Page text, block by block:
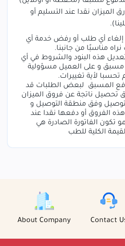
الميزان نقدا عند التسليم أو
أي طلب أو رفض خدمة أي
مناسبًا من جانبنا.
هذه البنود والشروط في أي
و على العميل مسؤولية
تحسبا لأية تغييرات.
المسبق لبعض الطلبات قد
تحصيل ناتجة عن فروق الميزان
وفق منطقة التوصيل و
الفروق أو دفعها نقدا عند
تكون الفاتورة الصادرة هي
About Company Contact